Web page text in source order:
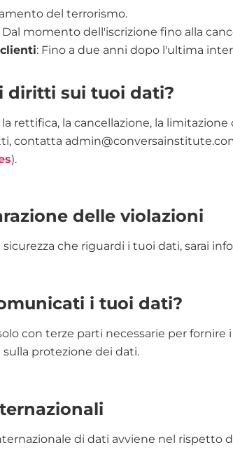
del terrorismo.
Dal momento dell'iscrizione fino alla
: Fino a due anni dopo l'ultima
diritti sui tuoi dati?
la rettifica, la cancellazione, la
contatta
).
delle violazioni
che riguardi i tuoi dati, sarai
i tuoi dati?
con terze parti necessarie per
protezione dei dati.
di dati avviene nel rispetto